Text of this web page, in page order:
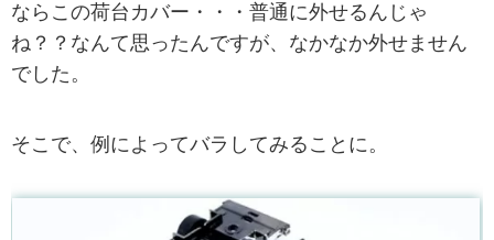
ならこの荷台カバー・・・普通に外せるんじゃ
ね？？なんて思ったんですが、なかなか外せません
でした。
そこで、例によってバラしてみることに。